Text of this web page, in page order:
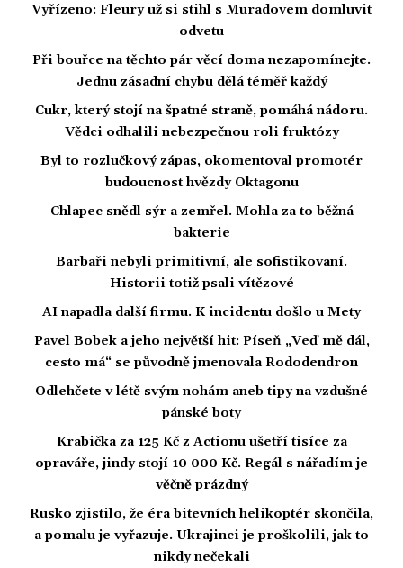
Vyřízeno: Fleury už si stihl s Muradovem domluvit
odvetu
Při bouřce na těchto pár věcí doma nezapomínejte.
Jednu zásadní chybu dělá téměř každý
Cukr, který stojí na špatné straně, pomáhá nádoru.
Vědci odhalili nebezpečnou roli fruktózy
Byl to rozlučkový zápas, okomentoval promotér
budoucnost hvězdy Oktagonu
Chlapec snědl sýr a zemřel. Mohla za to běžná
bakterie
Barbaři nebyli primitivní, ale sofistikovaní.
Historii totiž psali vítězové
AI napadla další firmu. K incidentu došlo u Mety
Pavel Bobek a jeho největší hit: Píseň „Veď mě dál,
cesto má“ se původně jmenovala Rododendron
Odlehčete v létě svým nohám aneb tipy na vzdušné
pánské boty
Krabička za 125 Kč z Actionu ušetří tisíce za
opraváře, jindy stojí 10 000 Kč. Regál s nářadím je
věčně prázdný
Rusko zjistilo, že éra bitevních helikoptér skončila,
a pomalu je vyřazuje. Ukrajinci je proškolili, jak to
nikdy nečekali